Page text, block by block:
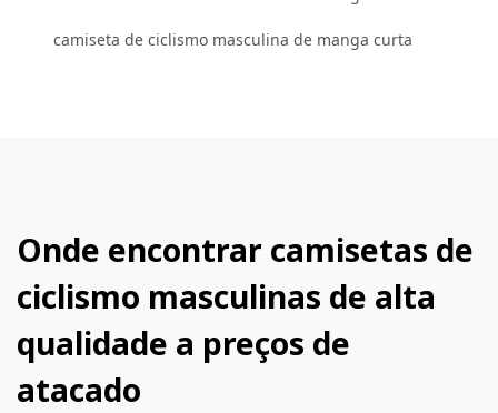
camiseta de ciclismo masculina de manga curta
Onde encontrar camisetas de
ciclismo masculinas de alta
qualidade a preços de
atacado